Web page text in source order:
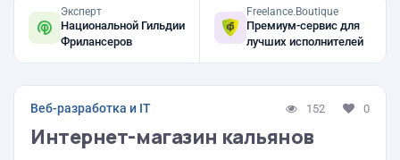
Эксперт
Национальной Гильдии
Фрилансеров
Freelance.Boutique
Премиум-сервис для
лучших исполнителей
Веб-разработка и IT 152 0
Интернет-магазин кальянов